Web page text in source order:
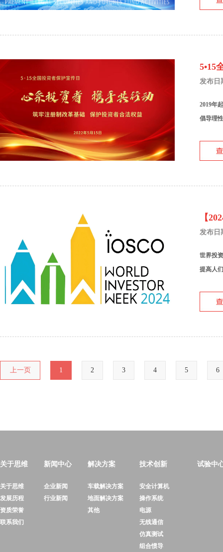
5•15
发布日
2019年
倡导理
【
发布日
世界投
提高人
上一页 1 2 3 4 5 6
关于思维
关于思维
发展历程
资质荣誉
联系我们
新闻中心
企业新闻
行业新闻
解决方案
车载解决方案
地面解决方案
其他
技术创新
安全计算机
操作系统
电源
无线通信
仿真测试
组合惯导
试验中